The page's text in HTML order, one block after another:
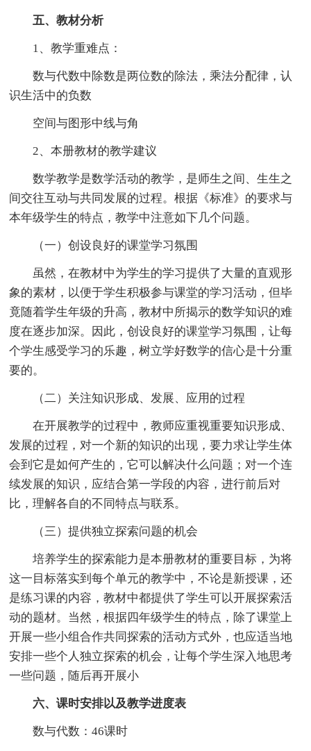
五、教材分析
1、教学重难点：
数与代数中除数是两位数的除法，乘法分配律，认
识生活中的负数
空间与图形中线与角
2、本册教材的教学建议
数学教学是数学活动的教学，是师生之间、生生之
间交往互动与共同发展的过程。根据《标准》的要求与
本年级学生的特点，教学中注意如下几个问题。
（一）创设良好的课堂学习氛围
虽然，在教材中为学生的学习提供了大量的直观形
象的素材，以便于学生积极参与课堂的学习活动，但毕
竟随着学生年级的升高，教材中所揭示的数学知识的难
度在逐步加深。因此，创设良好的课堂学习氛围，让每
个学生感受学习的乐趣，树立学好数学的信心是十分重
要的。
（二）关注知识形成、发展、应用的过程
在开展教学的过程中，教师应重视重要知识形成、
发展的过程，对一个新的知识的出现，要力求让学生体
会到它是如何产生的，它可以解决什么问题；对一个连
续发展的知识，应结合第一学段的内容，进行前后对
比，理解各自的不同特点与联系。
（三）提供独立探索问题的机会
培养学生的探索能力是本册教材的重要目标，为将
这一目标落实到每个单元的教学中，不论是新授课，还
是练习课的内容，教材中都提供了学生可以开展探索活
动的题材。当然，根据四年级学生的特点，除了课堂上
开展一些小组合作共同探索的活动方式外，也应适当地
安排一些个人独立探索的机会，让每个学生深入地思考
一些问题，随后再开展小
六、课时安排以及教学进度表
数与代数：46课时